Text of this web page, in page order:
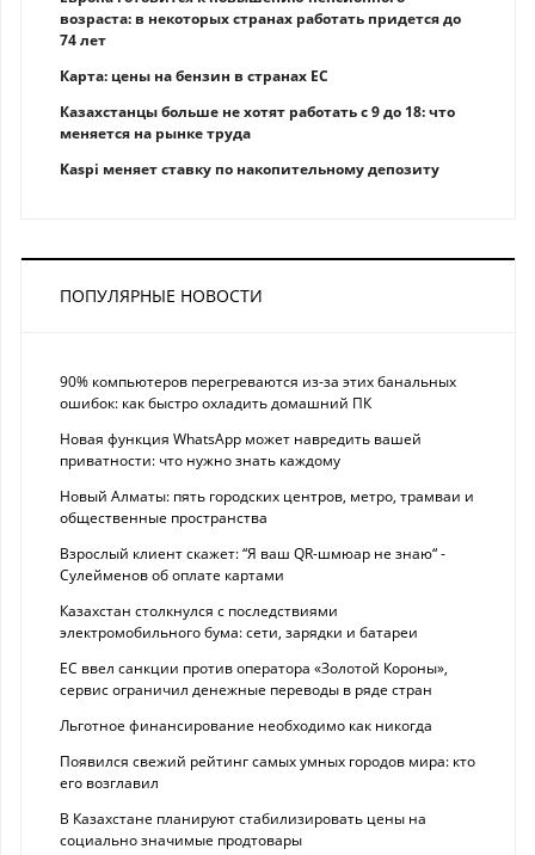
возраста: в некоторых странах работать придется до
74 лет
Карта: цены на бензин в странах ЕС
Казахстанцы больше не хотят работать с 9 до 18: что
меняется на рынке труда
Kaspi меняет ставку по накопительному депозиту
ПОПУЛЯРНЫЕ НОВОСТИ
90% компьютеров перегреваются из-за этих банальных
ошибок: как быстро охладить домашний ПК
Новая функция WhatsApp может навредить вашей
приватности: что нужно знать каждому
Новый Алматы: пять городских центров, метро, трамваи и
общественные пространства
Взрослый клиент скажет: “Я ваш QR-шмюар не знаю“ -
Сулейменов об оплате картами
Казахстан столкнулся с последствиями
электромобильного бума: сети, зарядки и батареи
ЕС ввел санкции против оператора «Золотой Короны»,
сервис ограничил денежные переводы в ряде стран
Льготное финансирование необходимо как никогда
Появился свежий рейтинг самых умных городов мира: кто
его возглавил
В Казахстане планируют стабилизировать цены на
социально значимые продтовары